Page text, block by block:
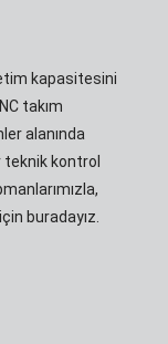
kapasitesini
takım
alanında
teknik kontrol
buradayız.